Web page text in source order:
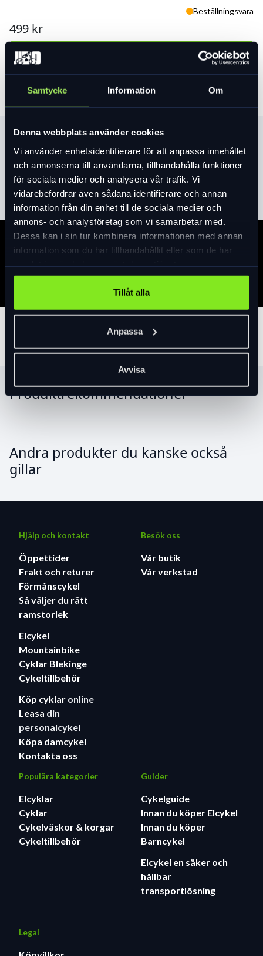
Samtycke Information Om
Denna webbplats använder cookies
Vi använder enhetsidentifierare för att anpassa innehållet
och annonserna till användarna, tillhandahålla funktioner
för sociala medier och analysera vår trafik. Vi
vidarebefordrar även sådana identifierare och annan
information från din enhet till de sociala medier och
annons- och analysföretag som vi samarbetar med.
Dessa kan i sin tur kombinera informationen med annan
information som du har tillhandahållit eller som de har
Tillåt alla
Anpassa
Avvisa
Beställningsvara
499 kr
Produktinformation
Läs merexpand_more
Specifikation
Produktrekommendationer
Andra produkter du kanske också
gillar
Hjälp och kontakt
Öppettider
Frakt och returer
Förmånscykel
Så väljer du rätt
ramstorlek
Elcykel
Mountainbike
Cyklar Blekinge
Cykeltillbehör
Köp cyklar online
Leasa din
personalcykel
Köpa damcykel
Kontakta oss
Besök oss
Vår butik
Vår verkstad
Populära kategorier
Elcyklar
Cyklar
Cykelväskor & korgar
Cykeltillbehör
Guider
Cykelguide
Innan du köper Elcykel
Innan du köper
Barncykel
Elcykel en säker och
hållbar
transportlösning
Legal